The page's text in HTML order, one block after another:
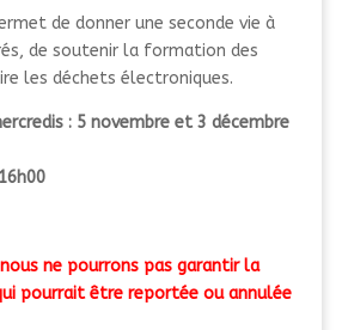
de donner une seconde vie à
de soutenir la formation des
les déchets électroniques.
: 5 novembre et 3 décembre
ne pourrons pas garantir la
pourrait être reportée ou annulée